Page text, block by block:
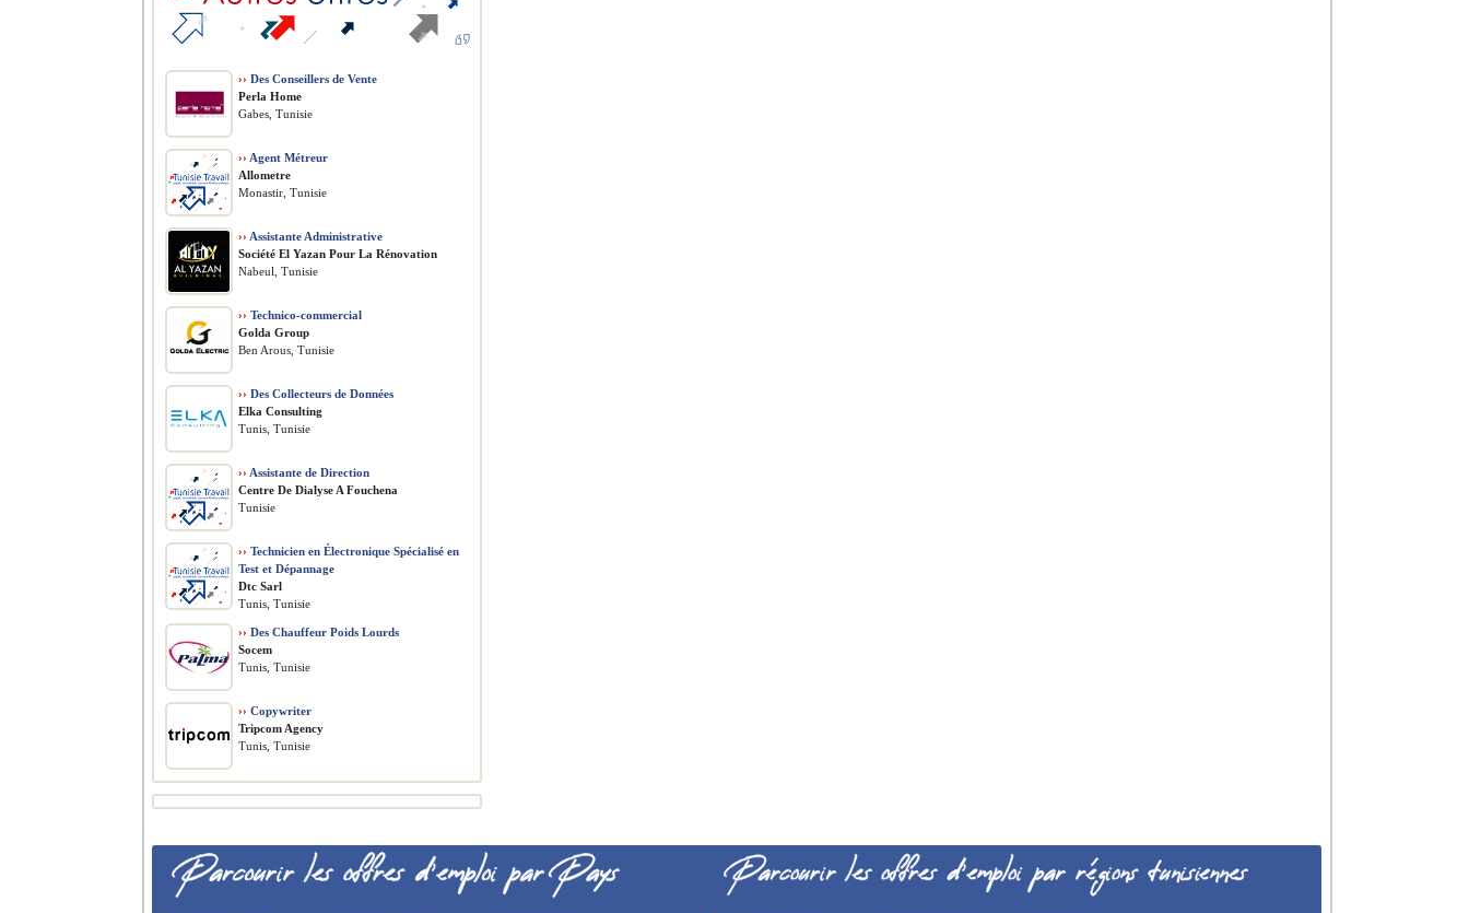
›› Des Conseillers de Vente
Perla Home
Gabes, Tunisie
›› Agent Métreur
Allometre
Monastir, Tunisie
›› Assistante Administrative
Société El Yazan Pour La Rénovation
Nabeul, Tunisie
›› Technico-commercial
Golda Group
Ben Arous, Tunisie
›› Des Collecteurs de Données
Elka Consulting
Tunis, Tunisie
›› Assistante de Direction
Centre De Dialyse A Fouchena
Tunisie
›› Technicien en Électronique Spécialisé en
Test et Dépannage
Dtc Sarl
Tunis, Tunisie
›› Des Chauffeur Poids Lourds
Socem
Tunis, Tunisie
›› Copywriter
Tripcom Agency
Tunis, Tunisie